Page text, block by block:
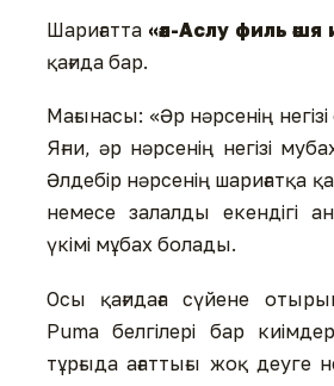
Шариғатта «әл-Аслу филь әшя
қағида бар.
Мағынасы: «Әр нәрсенің
Яғни, әр нәрсенің негізі
Әлдебір нәрсенің шариғатқа
немесе залалды екендігі
үкімі мұбах болады.
Осы қағидаға сүйене
Puma белгілері бар
тұрғыда ағаттығы жоқ деуге